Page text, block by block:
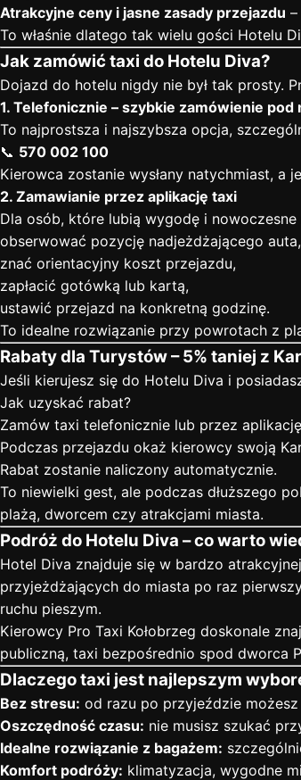
Atrakcyjne ceny i jasne zasady przejazdu
To właśnie dlatego tak wielu gości Hotelu
Jak zamówić taxi do Hotelu Diva?
Dojazd do hotelu nigdy nie był tak prosty.
1. Telefonicznie – szybkie zamówienie
To najprostsza i najszybsza opcja,
📞 570 002 100
Kierowca zostanie wysłany natychmiast,
2. Zamawianie przez aplikację taxi
Dla osób, które lubią wygodę i
obserwować pozycję nadjeżdżającego auta,
znać orientacyjny koszt przejazdu,
zapłacić gotówką lub kartą,
ustawić przejazd na konkretną godzinę.
To idealne rozwiązanie przy powrotach z
Rabaty dla Turystów – 5% taniej z
Jeśli kierujesz się do Hotelu Diva i
Jak uzyskać rabat?
Zamów taxi telefonicznie lub przez
Podczas przejazdu okaż kierowcy swoją
Rabat zostanie naliczony automatycznie.
To niewielki gest, ale podczas dłuższego
plażą, dworcem czy atrakcjami miasta.
Podróż do Hotelu Diva – co warto
Hotel Diva znajduje się w bardzo
przyjeżdżających do miasta po raz
ruchu pieszym.
Kierowcy Pro Taxi Kołobrzeg doskonale
publiczną, taxi bezpośrednio spod dworca
Dlaczego taxi jest najlepszym
Bez stresu: od razu po przyjeździe
Oszczędność czasu: nie musisz szukać
Idealne rozwiązanie z bagażem:
Komfort podróży: klimatyzacja, wygodne